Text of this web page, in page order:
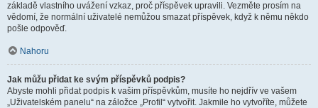
základě vlastního uvážení vzkaz, proč příspěvek upravili. Vezměte prosím na
vědomí, že normální uživatelé nemůžou smazat příspěvek, když k němu někdo
pošle odpověď.
Nahoru
Jak můžu přidat ke svým příspěvků podpis?
Abyste mohli přidat podpis k vašim příspěvkům, musíte ho nejdřív ve vašem
„Uživatelském panelu“ na záložce „Profil“ vytvořit. Jakmile ho vytvoříte, můžete